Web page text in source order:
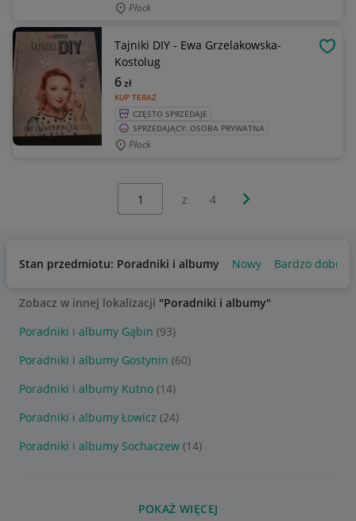
Płock
Tajniki DIY - Ewa Grzelakowska-
Kostolug
KUP TERAZ
6zł
CZĘSTO SPRZEDAJE
SPRZEDAJĄCY: OSOBA PRYWATNA
Płock
z 4 Następna strona
Stan przedmiotu: Poradniki i albumy Nowy Bardzo dobry
Zobacz w innej lokalizacji "Poradniki i albumy"
Poradniki i albumy Gąbin (93)
Poradniki i albumy Gostynin (60)
Poradniki i albumy Kutno (14)
Poradniki i albumy Łowicz (24)
Poradniki i albumy Sochaczew (14)
POKAŻ WIĘCEJ